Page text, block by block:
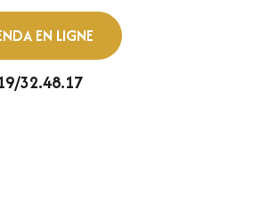
EN LIGNE
32.48.17